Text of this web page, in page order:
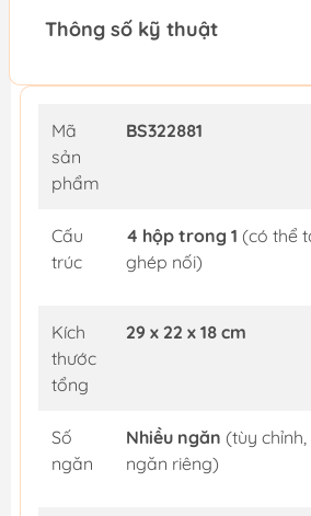
Thông số kỹ thuật
Mã
sản
phẩm
BS322881
Cấu
trúc
4 hộp trong 1 (có thể
ghép nối)
Kích
thước
tổng
29 x 22 x 18 cm
Số
ngăn
Nhiều ngăn (tùy
ngăn riêng)